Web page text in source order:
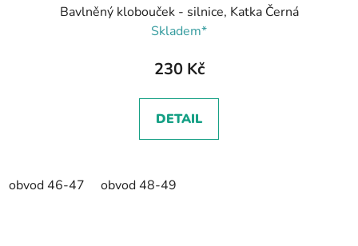
Bavlněný klobouček - silnice, Katka Černá
Skladem*
230 Kč
DETAIL
obvod 46-47 obvod 48-49